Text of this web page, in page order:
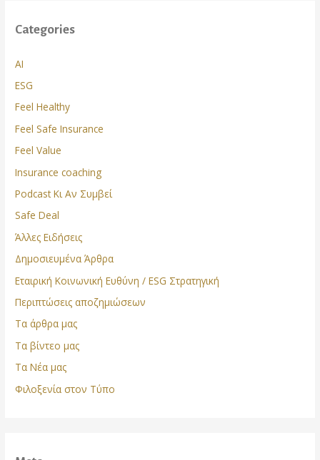
Categories
AI
ESG
Feel Healthy
Feel Safe Insurance
Feel Value
Insurance coaching
Podcast Κι Αν Συμβεί
Safe Deal
Άλλες Ειδήσεις
Δημοσιευμένα Άρθρα
Εταιρική Κοινωνική Ευθύνη / ESG Στρατηγική
Περιπτώσεις αποζημιώσεων
Τα άρθρα μας
Τα βίντεο μας
Τα Νέα μας
Φιλοξενία στον Τύπο